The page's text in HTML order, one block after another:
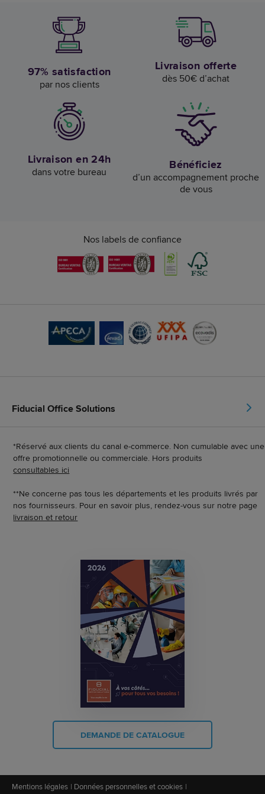
97% satisfaction
par nos clients
Livraison offerte
dès 50€ d’achat
Livraison en 24h
dans votre bureau Bénéficiez
d’un accompagnement proche
de vous
Nos labels de confiance
Fiducial Office Solutions
*Réservé aux clients du canal e-commerce. Non cumulable avec une
offre promotionnelle ou commerciale. Hors produits
consultables ici
**Ne concerne pas tous les départements et les produits livrés par
nos fournisseurs. Pour en savoir plus, rendez-vous sur notre page
livraison et retour
DEMANDE DE CATALOGUE
Mentions légales
Données personnelles et cookies